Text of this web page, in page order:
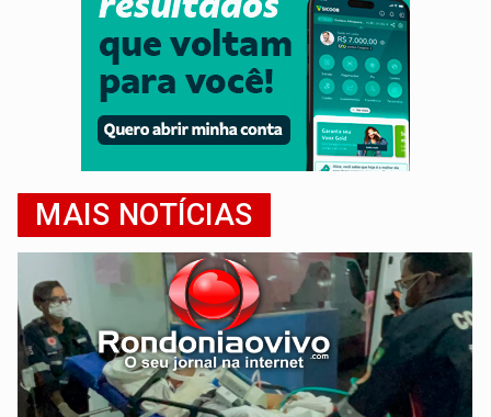
MAIS NOTÍCIAS